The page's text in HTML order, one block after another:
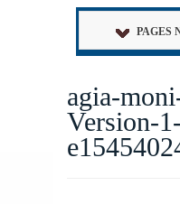
PAGES
agia-
Version-1-